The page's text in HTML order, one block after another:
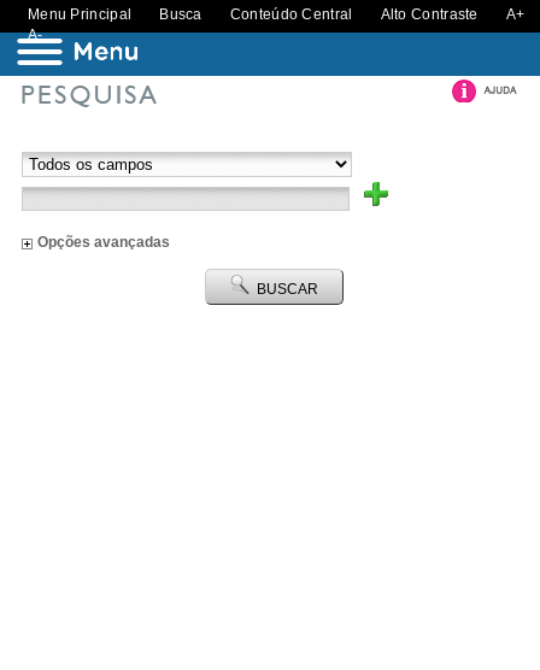
Menu Principal Busca Conteúdo Central Alto Contraste
A+
A-
Opções avançadas
BUSCAR